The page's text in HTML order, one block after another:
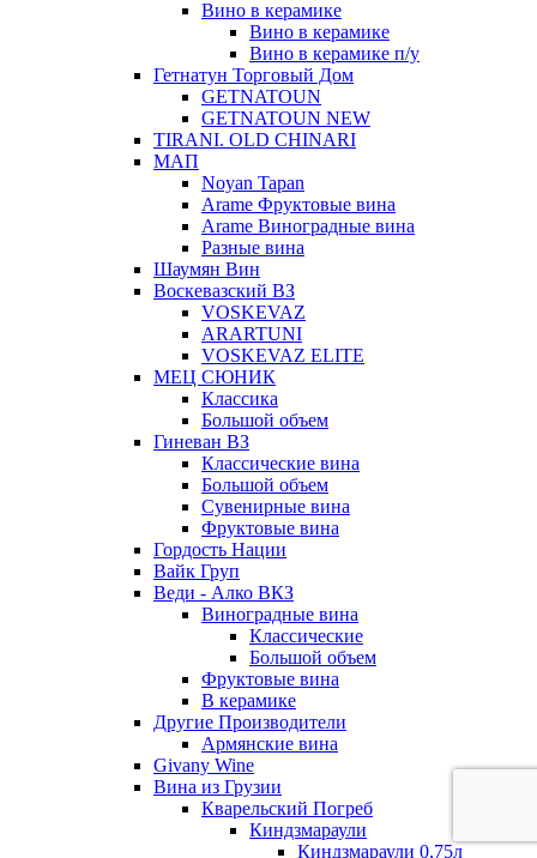
Вино в керамике
Вино в керамике
Вино в керамике п/у
Гетнатун Торговый Дом
GETNATOUN
GETNATOUN NEW
TIRANI. OLD CHINARI
МАП
Noyan Tapan
Arame Фруктовые вина
Arame Виноградные вина
Разные вина
Шаумян Вин
Воскевазский ВЗ
VOSKEVAZ
ARARTUNI
VOSKEVAZ ELITE
МЕЦ СЮНИК
Классика
Большой объем
Гиневан ВЗ
Классические вина
Большой объем
Сувенирные вина
Фруктовые вина
Гордость Нации
Вайк Груп
Веди - Алко ВКЗ
Виноградные вина
Классические
Большой объем
Фруктовые вина
В керамике
Другие Производители
Армянские вина
Givany Wine
Вина из Грузии
Кварельский Погреб
Киндзмараули
Киндзмараули 0,75л